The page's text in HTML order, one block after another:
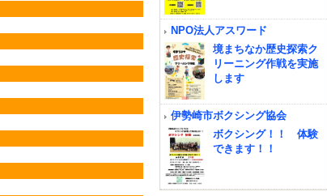
NPO法人アスワード
境まちなか歴史探索ク
リーニング作戦を実施
します
伊勢崎市ボクシング協会
ボクシング！！ 体験
できます！！